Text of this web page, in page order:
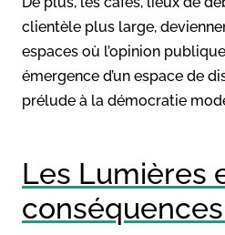
clientèle plus large,
espaces où l’opinion
émergence d’un espace de
prélude à la démocratie
Les Lumières